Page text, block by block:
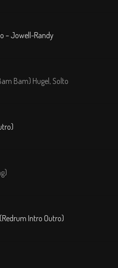
– Jowell-Randy
Bam) Hugel, Solto
Intro Outro)